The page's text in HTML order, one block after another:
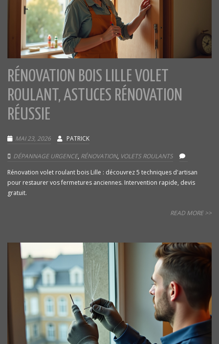
RÉNOVATION BOIS LILLE VOLET
ROULANT, ASTUCES RÉNOVATION
RÉUSSIE
MAI 23, 2026 PATRICK
DÉPANNAGE URGENCE, RÉNOVATION, VOLETS ROULANTS
Rénovation volet roulant bois Lille : découvrez 5 techniques d'artisan
pour restaurer vos fermetures anciennes. Intervention rapide, devis
gratuit.
READ MORE >>